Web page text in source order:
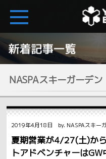
NASPAスキーガーデン
2019年4月18日 by. NASPAスキー
夏期営業が4/27(土)か
トアドベンチャーは